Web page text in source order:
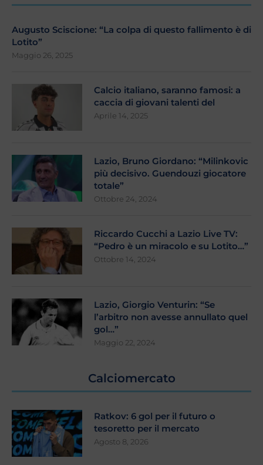
Augusto Sciscione: “La colpa di questo fallimento è di
Lotito”
Maggio 26, 2025
Calcio italiano, saranno famosi: a
caccia di giovani talenti del
Aprile 14, 2025
Lazio, Bruno Giordano: “Milinkovic
più decisivo. Guendouzi giocatore
totale”
Ottobre 24, 2024
Riccardo Cucchi a Lazio Live TV:
“Pedro è un miracolo e su Lotito…”
Ottobre 14, 2024
Lazio, Giorgio Venturin: “Se
l’arbitro non avesse annullato quel
gol…”
Maggio 22, 2024
Calciomercato
Ratkov: 6 gol per il futuro o
tesoretto per il mercato
Agosto 8, 2026